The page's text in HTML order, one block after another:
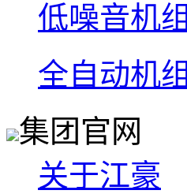
低噪音机组
全自动机组
集团官网
关于江豪